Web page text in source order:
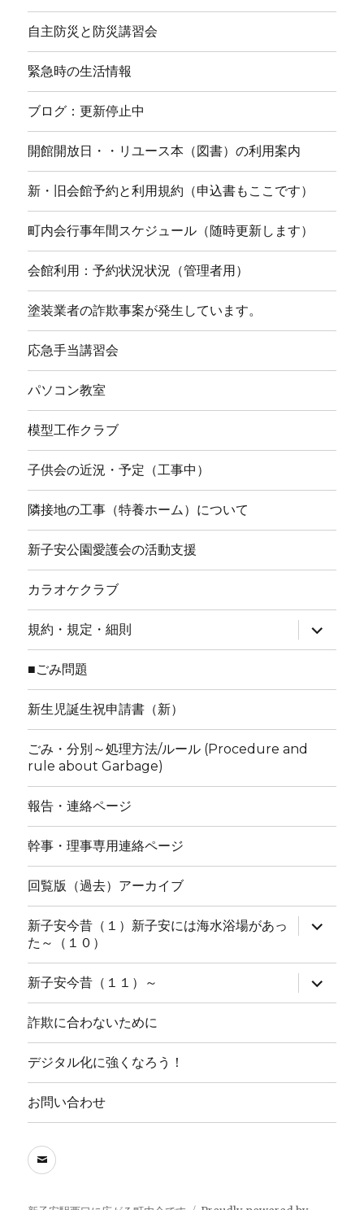
自主防災と防災講習会
緊急時の生活情報
ブログ：更新停止中
開館開放日・・リユース本（図書）の利用案内
新・旧会館予約と利用規約（申込書もここです）
町内会行事年間スケジュール（随時更新します）
会館利用：予約状況状況（管理者用）
塗装業者の詐欺事案が発生しています。
応急手当講習会
パソコン教室
模型工作クラブ
子供会の近況・予定（工事中）
隣接地の工事（特養ホーム）について
新子安公園愛護会の活動支援
カラオケクラブ
規約・規定・細則
ブ
メ
ー
開
■ごみ問題
新生児誕生祝申請書（新）
ごみ・分別～処理方法/ルール (Procedure and
rule about Garbage)
報告・連絡ページ
幹事・理事専用連絡ページ
回覧版（過去）アーカイブ
新子安今昔（１）新子安には海水浴場があっ
た～（１０）
ブ
ニ
ュ
を
新子安今昔（１１）～
ブ
メ
ー
開
詐欺に合わないために
デジタル化に強くなろう！
お問い合わせ
メ
ル